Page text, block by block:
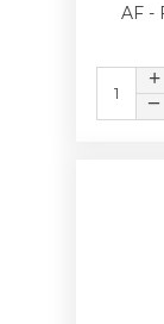
AF -